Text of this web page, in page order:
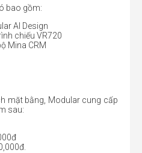
bao gồm:
AI Design
chiếu VR720
Mina CRM
mặt bằng, Modular cung cấp
sau: